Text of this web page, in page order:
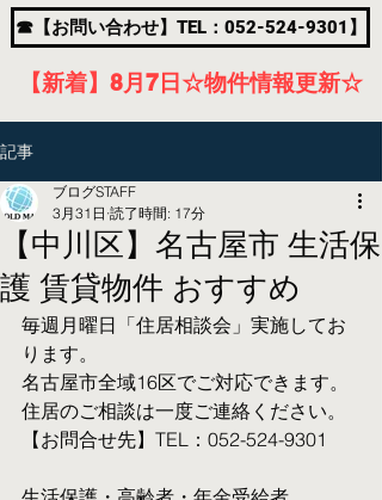
☎【お問い合わせ】TEL：052-524-9301】
【新着】8月7 日 ☆物件情報更新☆
記事
【中川区】名古屋市 生活保
護 賃貸物件 おすすめ
ブログSTAFF
3月31日 読了時間: 17分
毎週月曜日「住居相談会」実施してお
ります。
名古屋市全域16区でご対応できます。
住居のご相談は一度ご連絡ください。
【お問合せ先】TEL：052-524-9301